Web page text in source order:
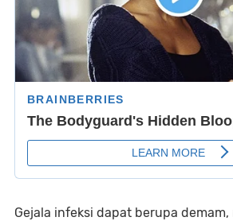
Gejala infeksi dapat berupa